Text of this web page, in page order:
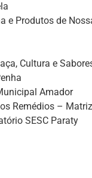
e Produtos de
Cultura e
Amador
Remédios – Matriz
SESC Paraty